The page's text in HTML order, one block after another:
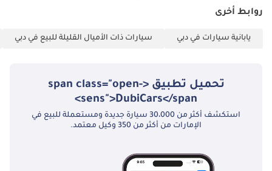
حسب التوافر وظروف
السوق الحالية."
روابط أخرى
يابانية سيارات في دبي سيارات ذات الأميال القليلة للبيع في دبي
تحميل تطبيق <span class="open-
sens">DubiCars</span>
استكشف أكثر من 30،000 سيارة جديدة ومستعملة للبيع في
الإمارات من أكثر من 350 وكيل معتمد.